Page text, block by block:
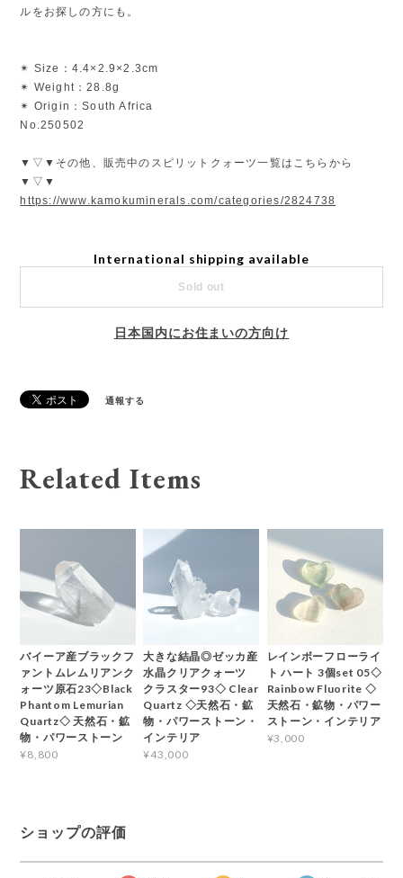
ルをお探しの方にも。
✴︎ Size：4.4×2.9×2.3cm
✴︎ Weight：28.8g
✴︎ Origin：South Africa
No.250502
▼▽▼その他、販売中のスピリットクォーツ一覧はこちらから
▼▽▼
https://www.kamokuminerals.com/categories/2824738
International shipping available
Sold out
日本国内にお住まいの方向け
通報する
Related Items
バイーア産ブラックフ
ァントムレムリアンク
ォーツ原石23◇Black
Phantom Lemurian
Quartz◇ 天然石・鉱
物・パワーストーン
¥8,800
大きな結晶◎ゼッカ産
水晶クリアクォーツ
クラスター93◇ Clear
Quartz ◇天然石・鉱
物・パワーストーン・
インテリア
¥43,000
レインボーフローライ
ト ハート 3個set 05◇
Rainbow Fluorite ◇
天然石・鉱物・パワー
ストーン・インテリア
¥3,000
ショップの評価